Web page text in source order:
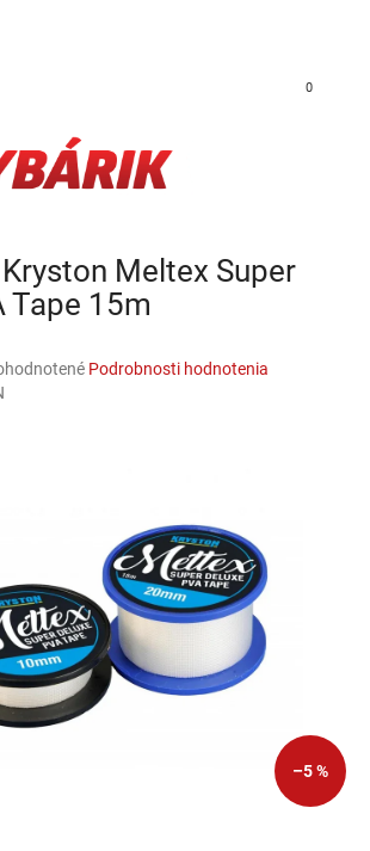
0
Meltex Super
Tape 15m
hodnotenie produktu je 0,0 z 5 hviezdičiek.
Podrobnosti hodnotenia
–5 %